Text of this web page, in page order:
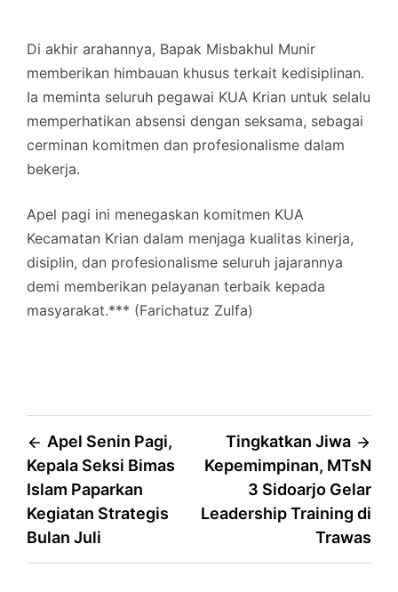
Di akhir arahannya, Bapak Misbakhul Munir
memberikan himbauan khusus terkait kedisiplinan.
Ia meminta seluruh pegawai KUA Krian untuk selalu
memperhatikan absensi dengan seksama, sebagai
cerminan komitmen dan profesionalisme dalam
bekerja.
Apel pagi ini menegaskan komitmen KUA
Kecamatan Krian dalam menjaga kualitas kinerja,
disiplin, dan profesionalisme seluruh jajarannya
demi memberikan pelayanan terbaik kepada
masyarakat.*** (Farichatuz Zulfa)
Post
navigation
Apel Senin Pagi,
Kepala Seksi Bimas
Islam Paparkan
Kegiatan Strategis
Bulan Juli
Tingkatkan Jiwa
Kepemimpinan, MTsN
3 Sidoarjo Gelar
Leadership Training di
Trawas